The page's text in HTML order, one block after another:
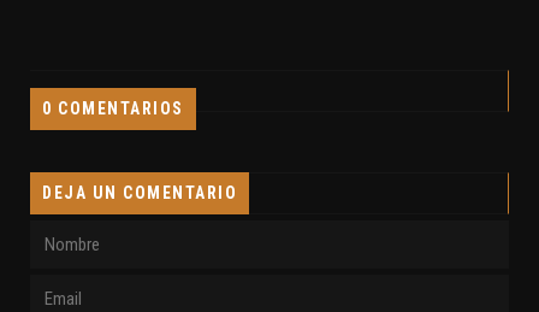
0 COMENTARIOS
DEJA UN COMENTARIO